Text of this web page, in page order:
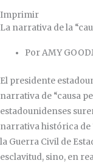
Imprimir
La narrativa de la
Por AMY
El presidente
narrativa de “causa
estadounidenses
narrativa histórica de
la Guerra Civil de
esclavitud, sino, en